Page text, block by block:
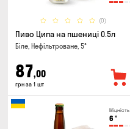
(0)
Пиво Ципа на пшениці 0.5л
Біле, Нефільтроване, 5°
87,00
грн за 1 шт
Міцність
6 °